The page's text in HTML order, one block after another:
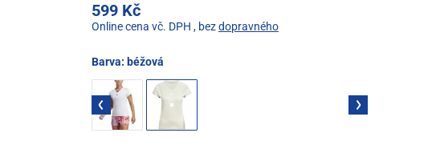
599 Kč
Online cena vč. DPH , bezdopravného
Barva: béžová